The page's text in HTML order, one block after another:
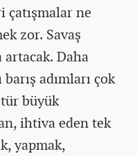
çatışmalar ne
zor. Savaş
artacak. Daha
adımları çok
büyük
ihtiva eden tek
yapmak,